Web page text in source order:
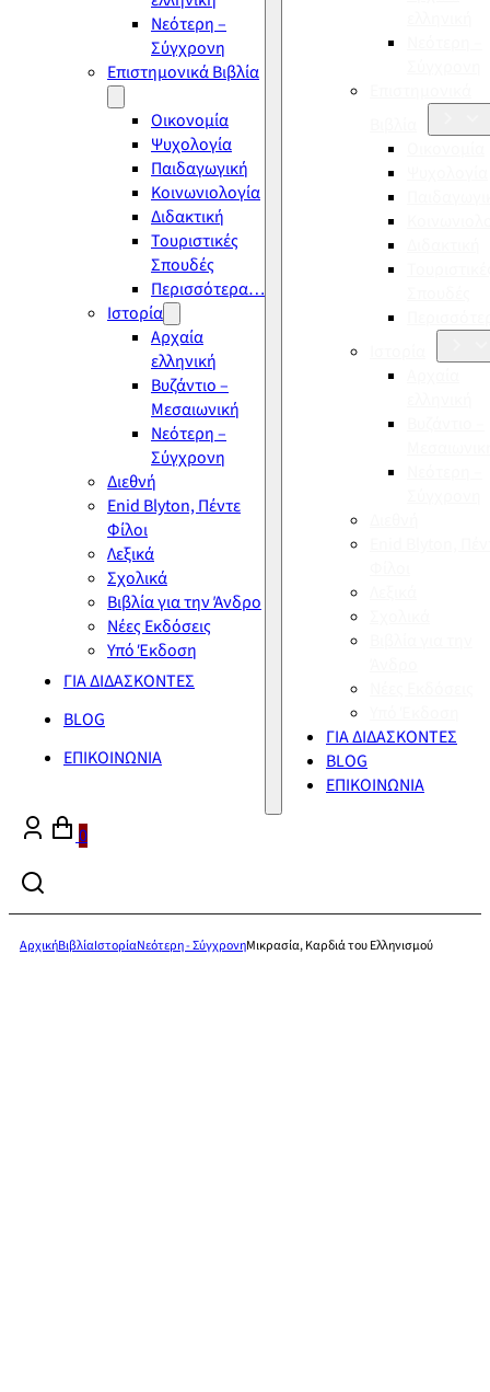
Νεότερη –
Σύγχρονη
Επιστημονικά Βιβλία
Οικονομία
Ψυχολογία
Παιδαγωγική
Κοινωνιολογία
Διδακτική
Τουριστικές
Σπουδές
Περισσότερα…
Ιστορία
Αρχαία
ελληνική
Βυζάντιο –
Μεσαιωνική
Νεότερη –
Σύγχρονη
Διεθνή
Enid Blyton, Πέντε
Φίλοι
Λεξικά
Σχολικά
Βιβλία για την Άνδρο
Νέες Εκδόσεις
Υπό Έκδοση
ΓΙΑ ΔΙΔΑΣΚΟΝΤΕΣ
BLOG
ΕΠΙΚΟΙΝΩΝΙΑ
ΓΙΑ ΔΙΔΑΣΚΟΝΤΕΣ
BLOG
ΕΠΙΚΟΙΝΩΝΙΑ
0
ΑρχικήΒιβλίαΙστορίαΝεότερη - ΣύγχρονηΜικρασία, Καρδιά του Ελληνισμού